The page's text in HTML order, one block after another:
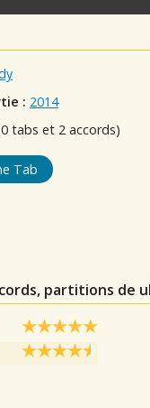
: 2014
tabs et 2 accords)
Tab
partitions de